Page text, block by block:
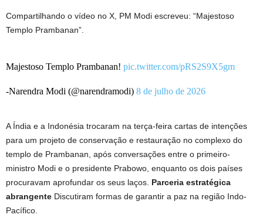
Compartilhando o vídeo no X, PM Modi escreveu: “Majestoso
Templo Prambanan”.
Majestoso Templo Prambanan! pic.twitter.com/pRS2S9X5gm
-Narendra Modi (@narendramodi) 8 de julho de 2026
A Índia e a Indonésia trocaram na terça-feira cartas de intenções
para um projeto de conservação e restauração no complexo do
templo de Prambanan, após conversações entre o primeiro-
ministro Modi e o presidente Prabowo, enquanto os dois países
procuravam aprofundar os seus laços. Parceria estratégica
abrangente Discutiram formas de garantir a paz na região Indo-
Pacífico.